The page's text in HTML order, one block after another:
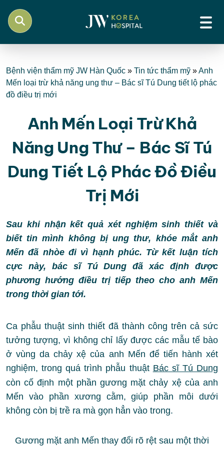
Bệnh viện thẩm mỹ JW Hàn Quốc » Tin tức thẩm mỹ »Anh
Mến loại trừ khả năng ung thư – Bác sĩ Tú Dung tiết lộ phác
đồ điều trị mới
Anh Mến Loại Trừ Khả
Năng Ung Thư – Bác Sĩ Tú
Dung Tiết Lộ Phác Đồ Điều
Trị Mới
Sau khi nhận kết quả xét nghiệm sinh thiết và
biết tin mình không bị ung thư, khóe mắt anh
Mến đã nhòe đi vì hạnh phúc. Từ kết luận tích
cực này, bác sĩ Tú Dung đã xác định được
phương hướng điều trị tiếp theo cho anh Mến
trong thời gian tới.
Ca phẫu thuật sinh thiết đã thành công trên cả sức
tưởng tượng, vì không chỉ lấy được các mẫu tế bào
ở vùng da chảy xệ của anh Mến để tiến hành xét
nghiệm, trong quá trình phẫu thuật Bác sĩ Tú Dung
còn cố định một phần gương mặt chảy xệ của anh
Mến vào phần xương cằm, giúp phần môi dưới
không còn bị trề ra mà gọn hẳn vào trong.
Gương mặt anh Mến thay đổi rõ rệt sau một thời